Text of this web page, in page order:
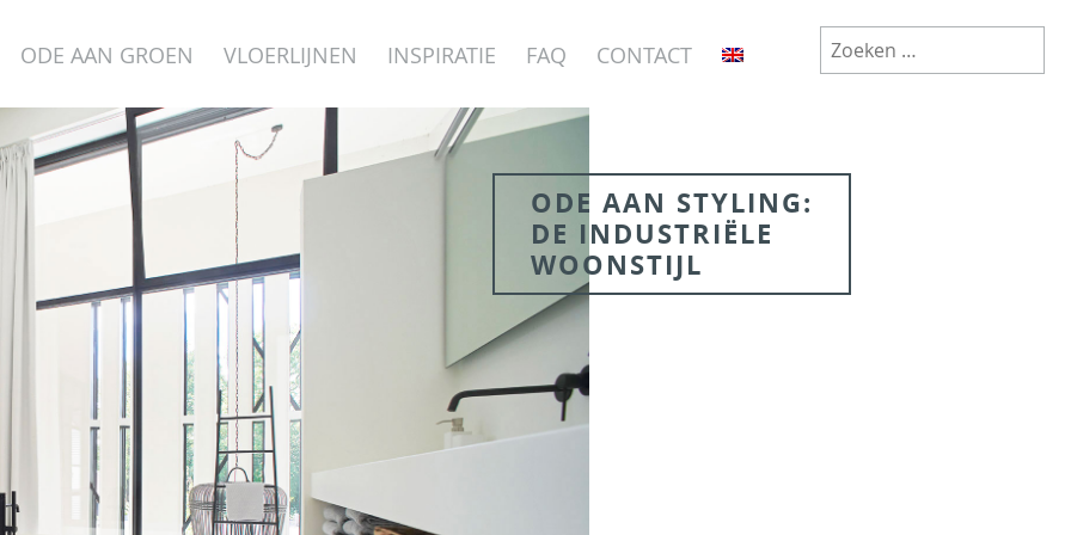
ODE AAN GROEN VLOERLIJNEN INSPIRATIE FAQ CONTACT
Zoeken
naar:
ODE AAN STYLING:
DE INDUSTRIËLE
WOONSTIJL